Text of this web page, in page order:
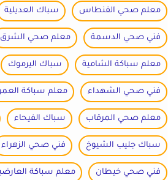
معلم صحي الفنطاس سباك العديلية
فني صحي الدسمة معلم صحي الشرق
معلم سباكة الشامية سباك اليرموك
فني صحي الشهداء معلم سباكة
معلم صحي المرقاب سباك الفيحاء
سباك جليب الشيوخ فني صحي الزهراء
فني صحي خيطان معلم سباكة